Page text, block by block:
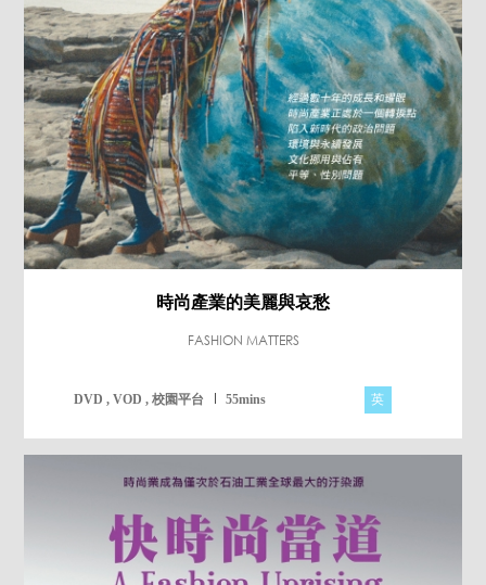
時尚產業的美麗與哀愁
FASHION MATTERS
DVD , VOD , 校園平台 55mins 英